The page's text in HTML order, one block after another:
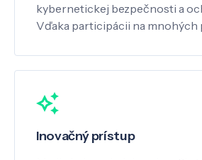
kybernetickej bezpečnosti a
Vďaka participácii na
Inovačný prístup